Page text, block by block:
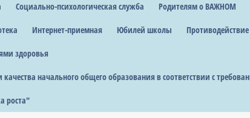
Социально-психологическая служба Родителям о ВАЖНОМ
Интернет-приемная Юбилей школы
здоровья
начального общего образования в соответствии с
роста"